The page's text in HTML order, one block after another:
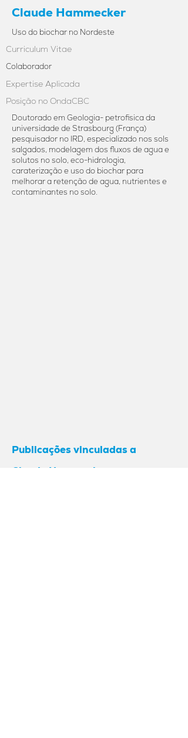
Claude Hammecker
Uso do biochar no Nordeste
Curriculum Vitae
Colaborador
Expertise Aplicada
Posição no OndaCBC
Doutorado em Geologia- petrofisica da
universidade de Strasbourg (França)
pesquisador no IRD, especializado nos sols
salgados, modelagem dos fluxos de agua e
solutos no solo, eco-hidrologia,
caraterização e uso do biochar para
melhorar a retenção de agua, nutrientes e
contaminantes no solo.
Publicações vinculadas a
Claude Hammecker